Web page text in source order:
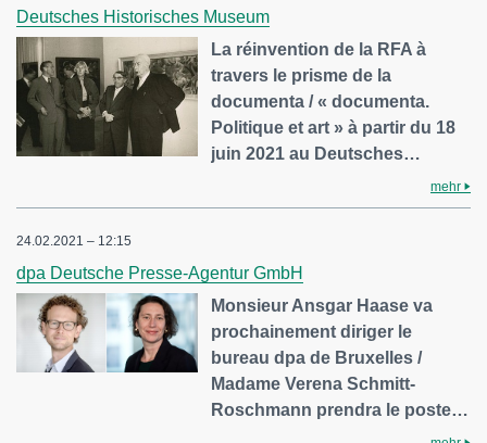
Deutsches Historisches Museum
La réinvention de la RFA à
travers le prisme de la
documenta / « documenta.
Politique et art » à partir du 18
juin 2021 au Deutsches…
mehr
24.02.2021 – 12:15
dpa Deutsche Presse-Agentur GmbH
Monsieur Ansgar Haase va
prochainement diriger le
bureau dpa de Bruxelles /
Madame Verena Schmitt-
Roschmann prendra le poste…